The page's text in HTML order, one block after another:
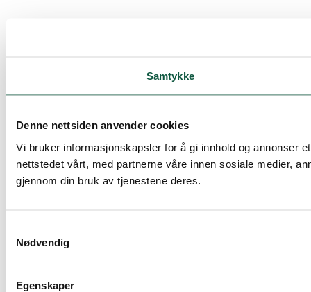
Samtykke
Denne nettsiden anvender cookies
Vi bruker informasjonskapsler for å gi innhold og annonser
nettstedet vårt, med partnerne våre innen sosiale medier,
gjennom din bruk av tjenestene deres.
Nødvendig
Egenskaper